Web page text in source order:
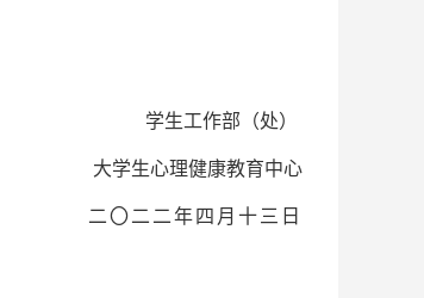
学生工作部（处）
大学生心理健康教育中心
二〇二二年四月十三日